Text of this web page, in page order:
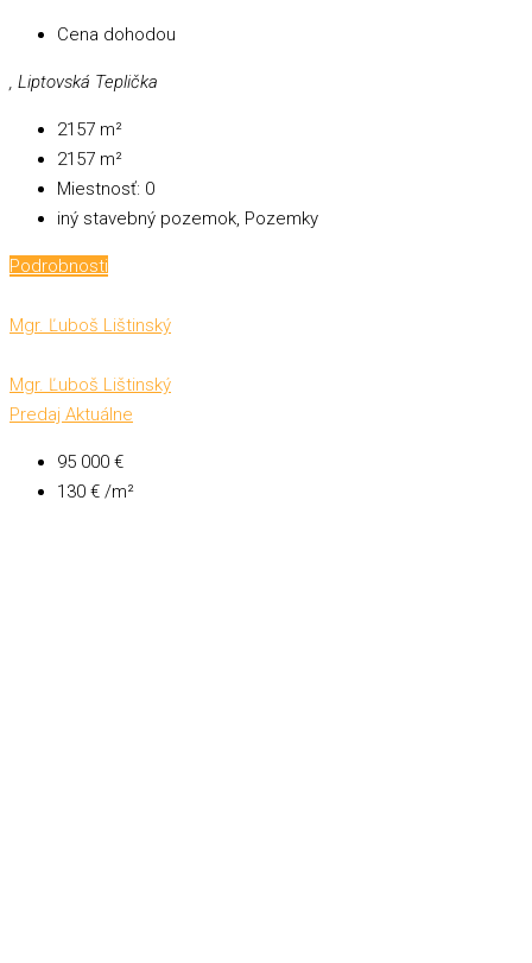
Cena dohodou
, Liptovská Teplička
2157 m²
2157 m²
Miestnosť: 0
iný stavebný pozemok, Pozemky
Podrobnosti
Mgr. Ľuboš Lištinský
Mgr. Ľuboš Lištinský
Predaj Aktuálne
95 000 €
130 € /m²